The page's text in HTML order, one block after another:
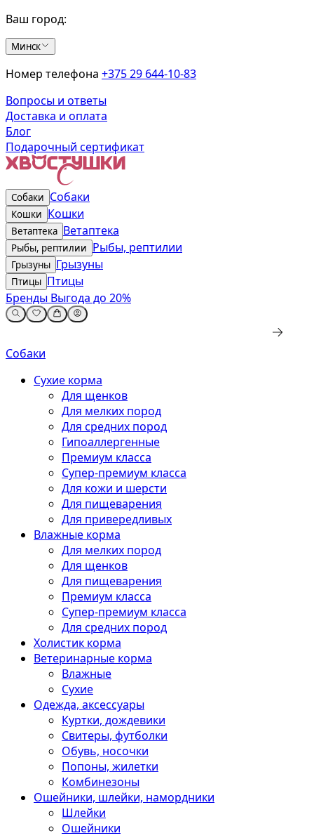
Ваш город:
Минск
Номер телефона +375 29 644-10-83
Вопросы и ответы
Доставка и оплата
Блог
Подарочный сертификат
Собаки Собаки
Кошки Кошки
Ветаптека Ветаптека
Рыбы, рептилии Рыбы, рептилии
Грызуны Грызуны
Птицы Птицы
Бренды Выгода до 20%
Собаки
Сухие корма
Для щенков
Для мелких пород
Для средних пород
Гипоаллергенные
Премиум класса
Супер-премиум класса
Для кожи и шерсти
Для пищеварения
Для привередливых
Влажные корма
Для мелких пород
Для щенков
Для пищеварения
Премиум класса
Супер-премиум класса
Для средних пород
Холистик корма
Ветеринарные корма
Влажные
Сухие
Одежда, аксессуары
Куртки, дождевики
Свитеры, футболки
Обувь, носочки
Попоны, жилетки
Комбинезоны
Ошейники, шлейки, намордники
Шлейки
Ошейники